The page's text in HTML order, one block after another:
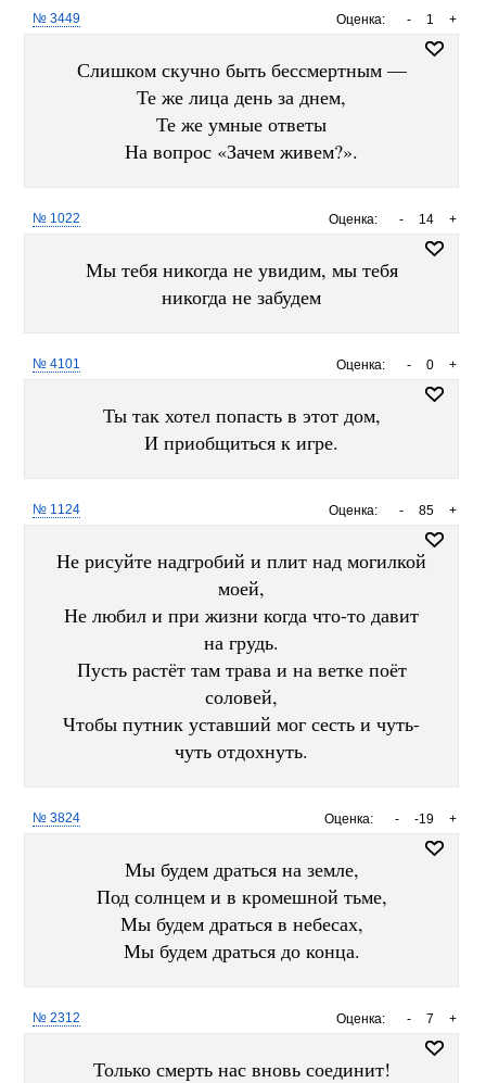
Оценка: +
1
-
№ 3449
Слишком скучно быть бессмертным —
Те же лица день за днем,
Те же умные ответы
На вопрос «Зачем живем?».
Оценка: +
14
-
№ 1022
Мы тебя никогда не увидим, мы тебя
никогда не забудем
Оценка: +
0
-
№ 4101
Ты так хотел попасть в этот дом,
И приобщиться к игре.
Оценка: +
85
-
№ 1124
Не рисуйте надгробий и плит над могилкой
моей,
Не любил и при жизни когда что-то давит
на грудь.
Пусть растёт там трава и на ветке поёт
соловей,
Чтобы путник уставший мог сесть и чуть-
чуть отдохнуть.
Оценка: +
-19
-
№ 3824
Мы будем драться на земле,
Под солнцем и в кромешной тьме,
Мы будем драться в небесах,
Мы будем драться до конца.
Оценка: +
7
-
№ 2312
Только смерть нас вновь соединит!